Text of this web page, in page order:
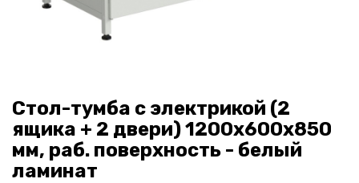
Стол-тумба с электрикой (2
ящика + 2 двери) 1200x600x850
мм, раб. поверхность - белый
ламинат